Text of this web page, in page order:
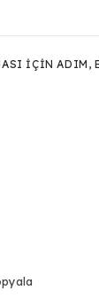
IÇIN ADIM,